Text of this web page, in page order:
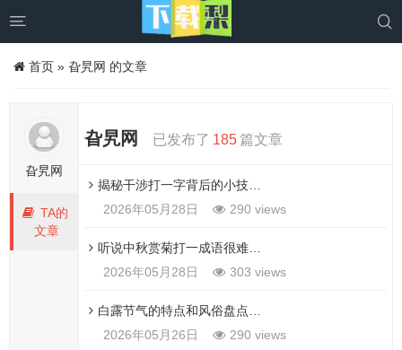
 
首页 » 旮旯网 的文章
旮旯网
TA的
文章
旮旯网 已发布了 185篇文章
揭秘干涉打一字背后的小技巧，让你秒答这个问题！
2026年05月28日
290 views
听说中秋赏菊打一成语很难？其实很简单学会这个就懂
2026年05月28日
303 views
白露节气的特点和风俗盘点，感受二十四节气的魅力！
2026年05月26日
290 views